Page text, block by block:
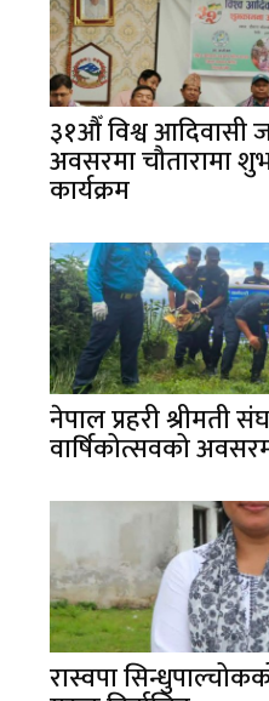
३१औँ विश्व आदिवासी
अवसरमा चौतारामा
कार्यक्रम
नेपाल प्रहरी श्रीमती
वार्षिकोत्सवको
रास्वपा